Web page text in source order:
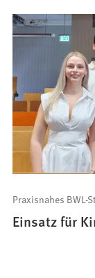
Praxisnahes BWL-
Einsatz für